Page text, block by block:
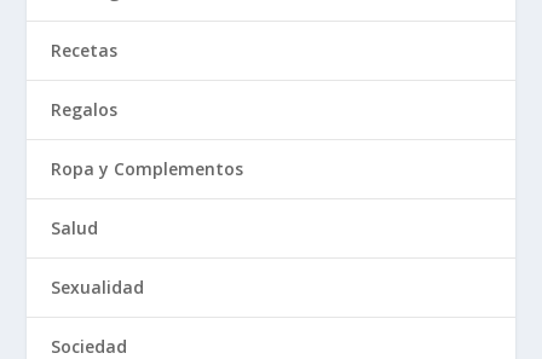
Recetas
Regalos
Ropa y Complementos
Salud
Sexualidad
Sociedad